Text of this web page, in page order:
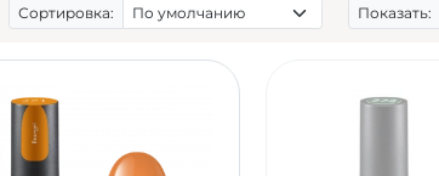
Сортировка: Показать: